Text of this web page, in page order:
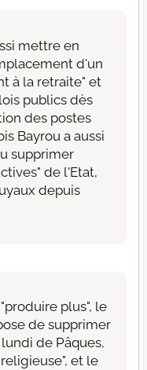
mettre en
d'un
à la retraite" et
publics dès
des postes
Bayrou a aussi
supprimer
de l'Etat,
depuis
plus", le
de supprimer
de Pâques,
et le